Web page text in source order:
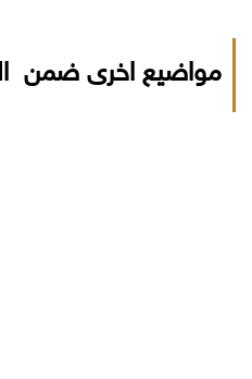
مواضيع اخرى ضمن